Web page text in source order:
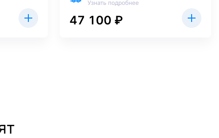
Узнать подробнее
47 100 ₽